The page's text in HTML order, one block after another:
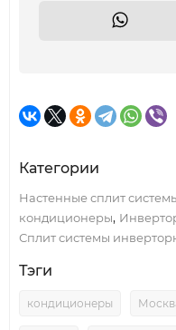
Категории
Настенные сплит
кондиционеры,
Сплит системы
Тэги
кондиционеры